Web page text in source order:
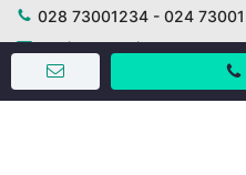
028 73001234 - 024
trogiup@mogi.vn